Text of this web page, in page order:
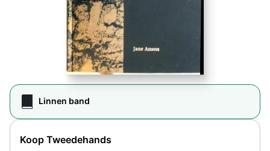
Linnen band
Koop Tweedehands